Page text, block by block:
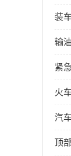
装
输
紧
火
汽
顶